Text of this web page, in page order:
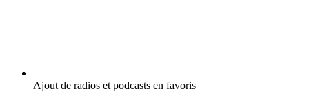
Ajout de radios et podcasts en favoris